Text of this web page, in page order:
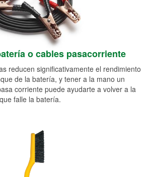
o cables pasacorriente
reducen significativamente el rendimiento
de la batería, y tener a la mano un
corriente puede ayudarte a volver a la
falle la batería.